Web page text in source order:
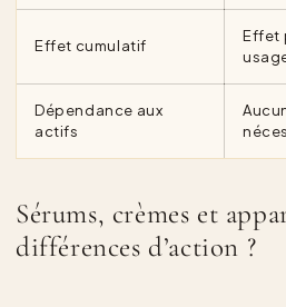
Effet cumulatif
Effet
Dépendance aux
actifs
Sérums, crèmes et
différences d’action ?